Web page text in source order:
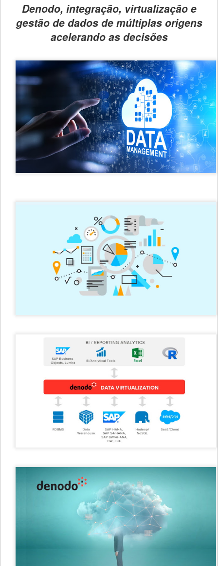
Denodo, integração, virtualização e
gestão de dados de múltiplas origens
acelerando as decisões